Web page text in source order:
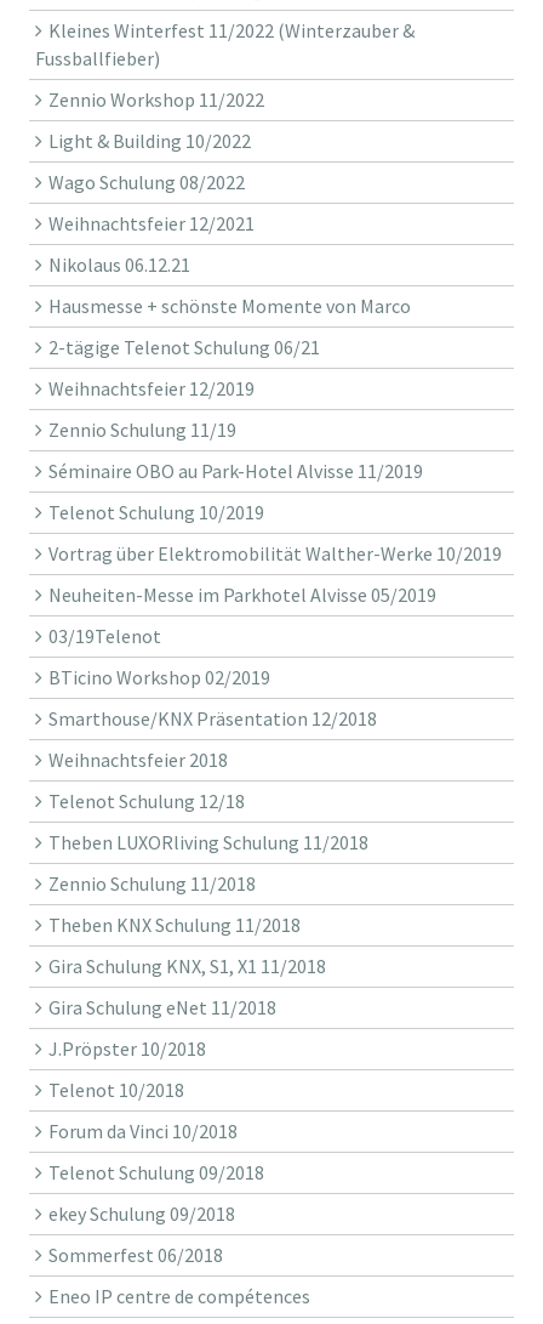
Kleines Winterfest 11/2022 (Winterzauber &
Fussballfieber)
Zennio Workshop 11/2022
Light & Building 10/2022
Wago Schulung 08/2022
Weihnachtsfeier 12/2021
Nikolaus 06.12.21
Hausmesse + schönste Momente von Marco
2-tägige Telenot Schulung 06/21
Weihnachtsfeier 12/2019
Zennio Schulung 11/19
Séminaire OBO au Park-Hotel Alvisse 11/2019
Telenot Schulung 10/2019
Vortrag über Elektromobilität Walther-Werke 10/2019
Neuheiten-Messe im Parkhotel Alvisse 05/2019
03/19Telenot
BTicino Workshop 02/2019
Smarthouse/KNX Präsentation 12/2018
Weihnachtsfeier 2018
Telenot Schulung 12/18
Theben LUXORliving Schulung 11/2018
Zennio Schulung 11/2018
Theben KNX Schulung 11/2018
Gira Schulung KNX, S1, X1 11/2018
Gira Schulung eNet 11/2018
J.Pröpster 10/2018
Telenot 10/2018
Forum da Vinci 10/2018
Telenot Schulung 09/2018
ekey Schulung 09/2018
Sommerfest 06/2018
Eneo IP centre de compétences